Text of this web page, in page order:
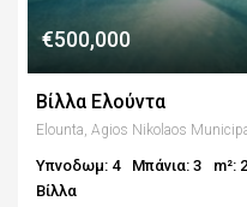
€500,000
Βίλλα Ελούντα
Υπνοδωμ: 4 Μπάνια: 3
m²:
Βίλλα